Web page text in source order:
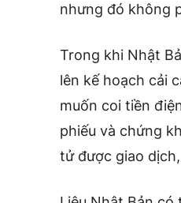
nhưng đó không
Trong khi Nhật
lên kế hoạch cải
muốn coi tiền
phiếu và chứng
tử được giao